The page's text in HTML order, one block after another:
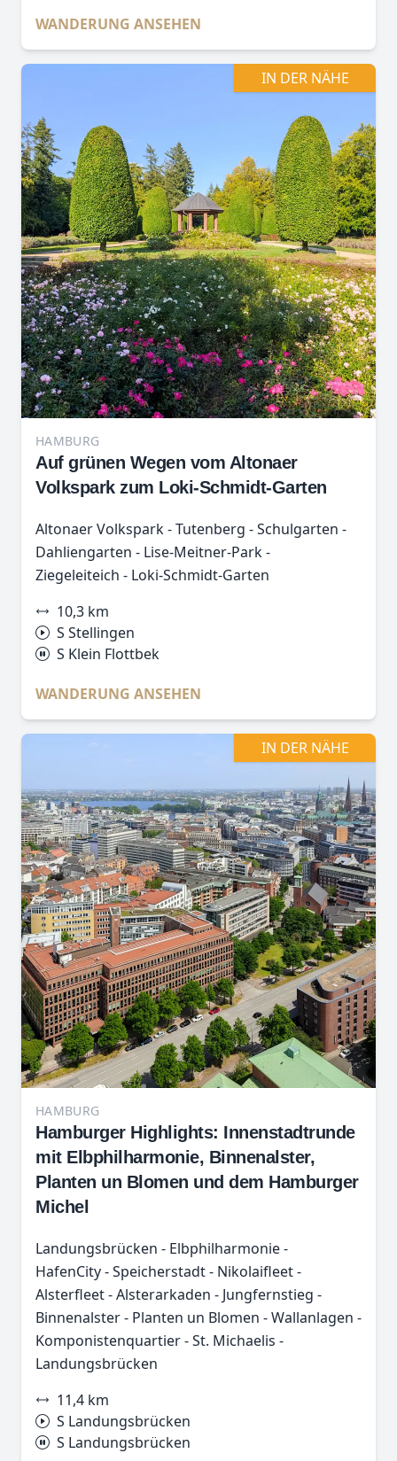
WANDERUNG ANSEHEN
IN DER NÄHE
HAMBURG
Auf grünen Wegen vom Altonaer
Volkspark zum Loki-Schmidt-Garten
Altonaer Volkspark - Tutenberg - Schulgarten -
Dahliengarten - Lise-Meitner-Park -
Ziegeleiteich - Loki-Schmidt-Garten
10,3 km
S Stellingen
S Klein Flottbek
WANDERUNG ANSEHEN
IN DER NÄHE
HAMBURG
Hamburger Highlights: Innenstadtrunde
mit Elbphilharmonie, Binnenalster,
Planten un Blomen und dem Hamburger
Michel
Landungsbrücken - Elbphilharmonie -
HafenCity - Speicherstadt - Nikolaifleet -
Alsterfleet - Alsterarkaden - Jungfernstieg -
Binnenalster - Planten un Blomen - Wallanlagen -
Komponistenquartier - St. Michaelis -
Landungsbrücken
11,4 km
S Landungsbrücken
S Landungsbrücken